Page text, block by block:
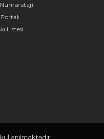
AVRUPA BİSİKLET
Listesi